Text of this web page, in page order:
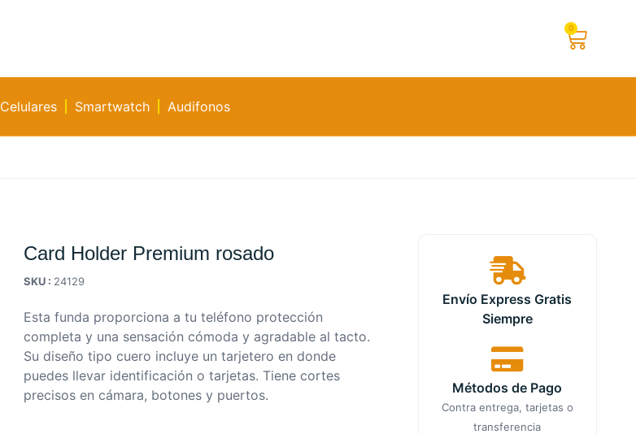
0
Celulares Smartwatch Audifonos
Card Holder Premium rosado
SKU : 24129
Esta funda proporciona a tu teléfono protección
completa y una sensación cómoda y agradable al tacto.
Su diseño tipo cuero incluye un tarjetero en donde
puedes llevar identificación o tarjetas. Tiene cortes
precisos en cámara, botones y puertos.
Envío Express Gratis
Siempre
Métodos de Pago
Contra entrega, tarjetas o
transferencia